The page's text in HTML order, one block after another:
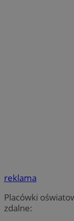
reklama
Placówki
zdalne: